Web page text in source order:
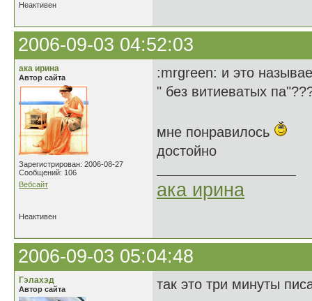
Неактивен
2006-09-03 04:52:03
ака ирина
Автор сайта
Зарегистрирован: 2006-08-27
Сообщений: 106
Вебсайт
:mrgreen: и это
" без витиеватых
мне понравилось
достойно
ака ирина
Неактивен
2006-09-03 05:04:48
Гэлахэд
Автор сайта так это три минуты